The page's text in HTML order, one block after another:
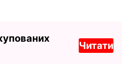
Читати